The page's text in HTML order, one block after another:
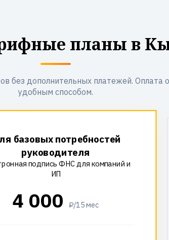
планы в
без дополнительных платежей. Оплата
удобным способом.
базовых потребностей
руководителя
подпись ФНС для компаний и
ИП
4 000 ₽/15 мес